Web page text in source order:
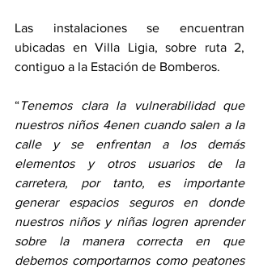
Las instalaciones se encuentran
ubicadas en Villa Ligia, sobre ruta 2,
contiguo a la Estación de Bomberos.
“Tenemos clara la vulnerabilidad que
nuestros niños 4enen cuando salen a la
calle y se enfrentan a los demás
elementos y otros usuarios de la
carretera, por tanto, es importante
generar espacios seguros en donde
nuestros niños y niñas logren aprender
sobre la manera correcta en que
debemos comportarnos como peatones